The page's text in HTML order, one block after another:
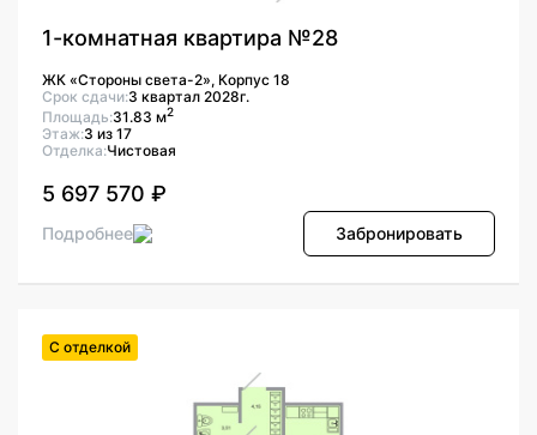
1-комнатная квартира №28
ЖК «Стороны света-2», Корпус 18
Срок сдачи:3 квартал 2028г.
Площадь:31.83 м2
Этаж:3 из 17
Отделка:Чистовая
5 697 570 ₽
Подробнее Забронировать
С отделкой